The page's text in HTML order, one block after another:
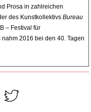
Prosa in zahlreichen
des KunstkollektivsBureau
– Festival für
2016 bei den 40. Tagen